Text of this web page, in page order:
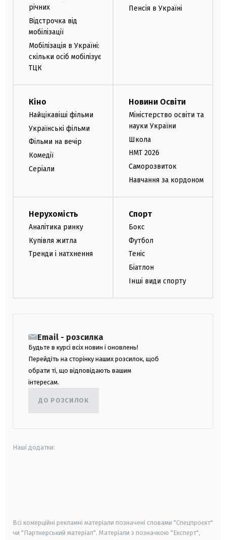
річних
Відстрочка від
мобілізації
Мобілізація в Україні:
скільки осіб мобілізує
ТЦК
Пенсія в Україні
Кіно
Найцікавіші фільми
Українські фільми
Фільми на вечір
Комедії
Серіали
Новини Освіти
Міністерство освіти та
науки України
Школа
НМТ 2026
Саморозвиток
Навчання за кордоном
Нерухомість
Аналітика ринку
Купівля житла
Тренди і натхнення
Спорт
Бокс
Футбол
Теніс
Біатлон
Інші види спорту
Email - розсилка
Будьте в курсі всіх новин і оновлень!
Перейдіть на сторінку наших розсилок, щоб
обрати ті, що відповідають вашим
інтересам.
ДО РОЗСИЛОК
Наші додатки:
Всі комерційні рекламні матеріали позначені словами "Спецпроєкт"
чи "Партнерський матеріал". Матеріали з позначкою "Експерт",